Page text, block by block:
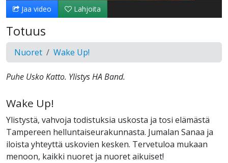
Jaa video Lahjoita
Totuus
Nuoret Wake Up!
Puhe Usko Katto. Ylistys HA Band.
Wake Up!
Ylistystä, vahvoja todistuksia uskosta ja tosi elämästä
Tampereen helluntaiseurakunnasta. Jumalan Sanaa ja
iloista yhteyttä uskovien kesken. Tervetuloa mukaan
menoon, kaikki nuoret ja nuoret aikuiset!